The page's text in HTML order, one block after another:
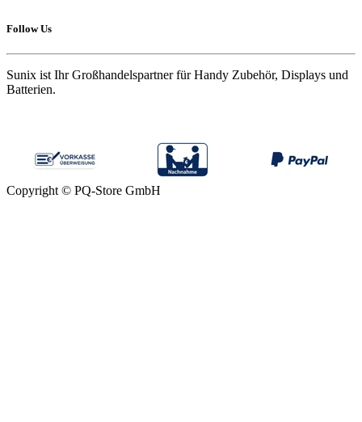
Follow Us
Sunix ist Ihr Großhandelspartner für Handy Zubehör, Displays und
Batterien.
Copyright © PQ-Store GmbH